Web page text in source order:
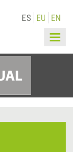
ES EU EN